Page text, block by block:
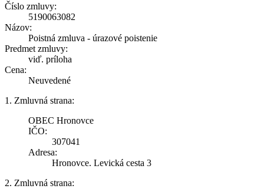
Číslo zmluvy:
5190063082
Názov:
Poistná zmluva - úrazové poistenie
Predmet zmluvy:
viď. príloha
Cena:
Neuvedené
1. Zmluvná strana:
OBEC Hronovce
IČO:
307041
Adresa:
Hronovce. Levická cesta 3
2. Zmluvná strana: